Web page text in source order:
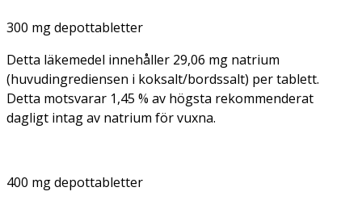
300 mg depottabletter
Detta läkemedel innehåller 29,06 mg natrium
(huvudingrediensen i koksalt/bordssalt) per tablett.
Detta motsvarar 1,45 % av högsta rekommenderat
dagligt intag av natrium för vuxna.
400 mg depottabletter